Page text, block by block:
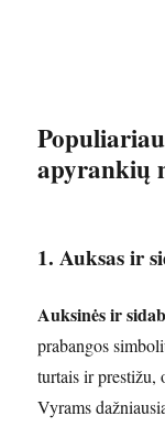
apyrankių
1. Auksas ir
Auksinės ir
prabangos
turtais ir prestižu,
Vyrams